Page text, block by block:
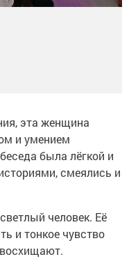
эта женщина
и умением
была лёгкой и
смеялись и
человек. Её
и тонкое чувство